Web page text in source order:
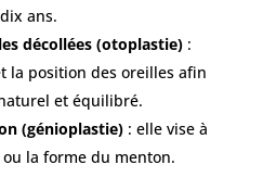
ans.
décollées (otoplastie):
la position des oreilles afin
et équilibré.
(génioplastie): elle vise à
la forme du menton.